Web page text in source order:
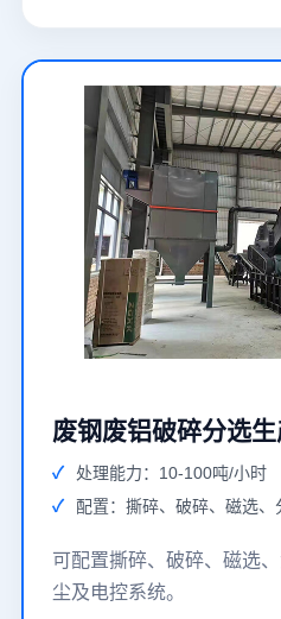
废钢废铝破碎分选
处理能力：10-100吨/小时
配置：撕碎、破碎、磁选、
可配置撕碎、破碎、磁选
尘及电控系统。